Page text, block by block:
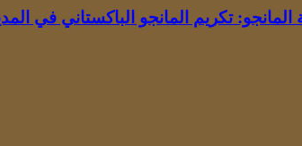
المانجو: تكريم المانجو الباكستاني في